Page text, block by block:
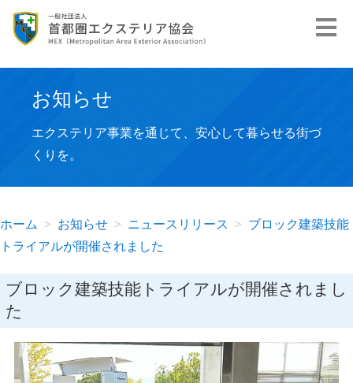
お知らせ
エクステリア事業を通じて、安心して暮らせる街づ
くりを。
ホーム お知らせ ニュースリリース
ブロック建築技能
トライアルが開催されました
ブロック建築技能トライアルが開催されまし
た